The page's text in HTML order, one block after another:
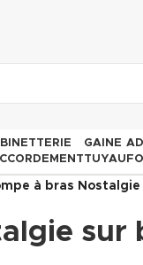
GAINE
TUYAU
à bras
sur